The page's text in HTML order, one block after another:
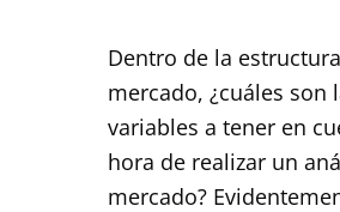
Dentro de la
mercado, ¿cuáles son
variables a tener en
hora de realizar un
mercado?